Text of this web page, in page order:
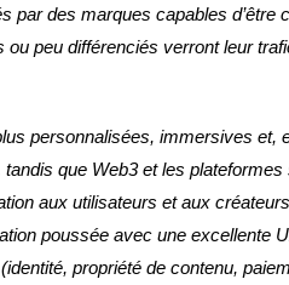
des marques capables d’être
peu différenciés verront leur
personnalisées, immersives et,
que Web3 et les
aux utilisateurs et aux
poussée avec une excellente
propriété de contenu,